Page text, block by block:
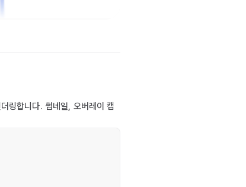
합니다. 썸네일, 오버레이 캡